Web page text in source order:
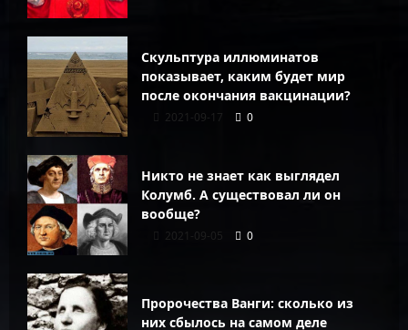
Скульптура иллюминатов
показывает, каким будет мир
после окончания вакцинации?
2021-09-17 0
Никто не знает как выглядел
Колумб. А существовал ли он
вообще?
2021-09-05 0
Пророчества Ванги: сколько из
них сбылось на самом деле